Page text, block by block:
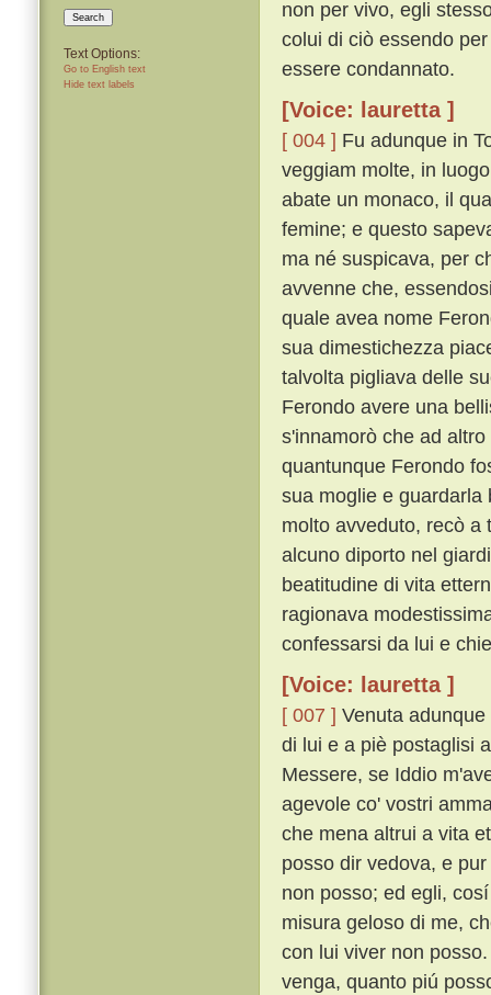
Search
Text Options:
Go to English text
Hide text labels
non per vivo, egli
colui di ciò essendo
essere condannato.
[Voice: lauretta ]
[ 004 ] Fu adunque in
veggiam molte, in
abate un monaco, il
femine; e questo
ma né suspicava, per
avvenne che,
quale avea nome
sua dimestichezza
talvolta pigliava delle
Ferondo avere una
s'innamorò che ad
quantunque Ferondo
sua moglie e guardarla
molto avveduto, recò a
alcuno diporto nel
beatitudine di vita
ragionava
confessarsi da lui e
[Voice: lauretta ]
[ 007 ] Venuta
di lui e a piè postaglisi
Messere, se Iddio
agevole co' vostri
che mena altrui a vita
posso dir vedova, e
non posso; ed egli,
misura geloso di me,
con lui viver non
venga, quanto piú